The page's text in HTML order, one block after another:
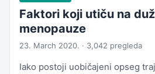
Faktori koji utiču na
menopauze
23. March 2020. · 3,042 pregleda
Iako postoji uobičajeni opseg